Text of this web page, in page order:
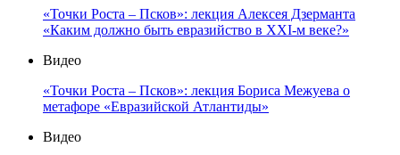
«Точки Роста – Псков»: лекция Алексея Дзерманта
«Каким должно быть евразийство в XXI-м веке?»
Видео
«Точки Роста – Псков»: лекция Бориса Межуева о
метафоре «Евразийской Атлантиды»
Видео